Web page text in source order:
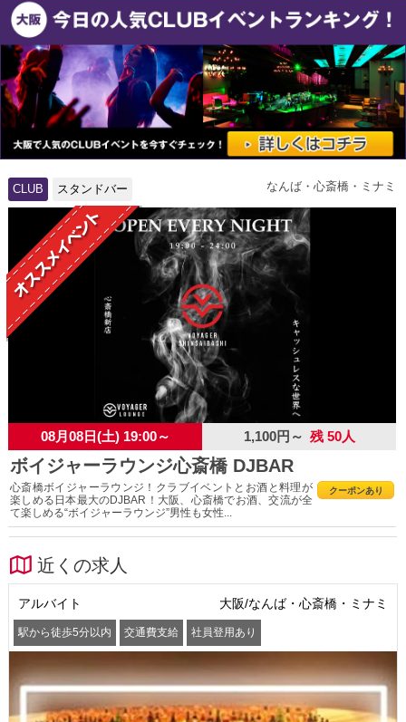
CLUB スタンドバー なんば・心斎橋・ミナミ
08月08日(土) 19:00～ 1,100円～ 残 50人
ボイジャーラウンジ心斎橋 DJBAR
クーポンあり
心斎橋ボイジャーラウンジ！クラブイベントとお酒と料理が
楽しめる日本最大のDJBAR！大阪、心斎橋でお酒、交流が全
て楽しめる“ボイジャーラウンジ”男性も女性...
近くの求人
アルバイト 大阪/なんば・心斎橋・ミナミ
駅から徒歩5分以内 交通費支給 社員登用あり